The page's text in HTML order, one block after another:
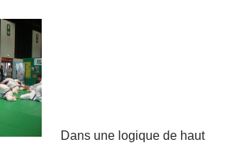
Dans une logique de haut